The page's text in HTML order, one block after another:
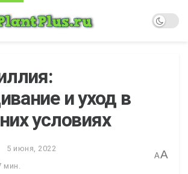
и уход в
условиях
5 июня, 2022
мин.
AA